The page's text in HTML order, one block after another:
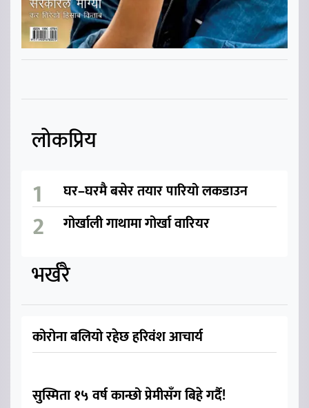
लोकप्रिय
घर–घरमै बसेर तयार पारियो लकडाउन
गोर्खाली गाथामा गोर्खा वारियर
भर्खरै
कोरोना बलियो रहेछ हरिवंश आचार्य
सुस्मिता १५ वर्ष कान्छो प्रेमीसँग बिहे गर्दै!